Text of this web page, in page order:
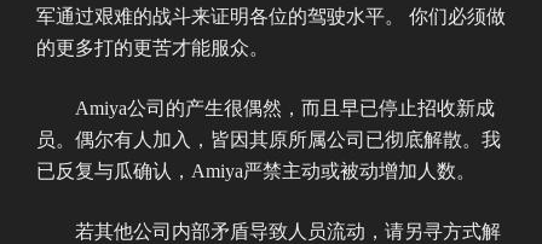
军通过艰难的战斗来证明各位的驾驶水平。 你们必须做
的更多打的更苦才能服众。
Amiya公司的产生很偶然，而且早已停止招收新成
员。偶尔有人加入，皆因其原所属公司已彻底解散。我
已反复与瓜确认，Amiya严禁主动或被动增加人数。
若其他公司内部矛盾导致人员流动，请另寻方式解